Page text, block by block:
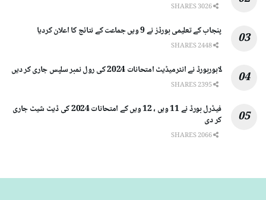
پنجاب کے تعلیمی بورڈز نے 9 ویں جماعت کے نتائج کا اعلان کردیا
لاہوربورڈ نے انٹرمیڈیٹ امتحانات 2024 کی رول نمبر سلپس جاری کر دیں
فیڈرل بورڈ نے 11 ویں ، 12 ویں کے امتحانات 2024 کی ڈیٹ شیٹ جاری
کر دی